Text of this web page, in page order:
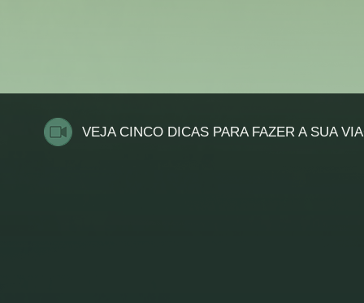
VEJA CINCO DICAS PARA FAZER A SUA